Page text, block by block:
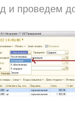
и проведем